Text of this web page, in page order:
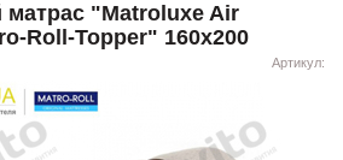
матрас "Matroluxe Air
Roll-Topper" 160х200
Артикул: